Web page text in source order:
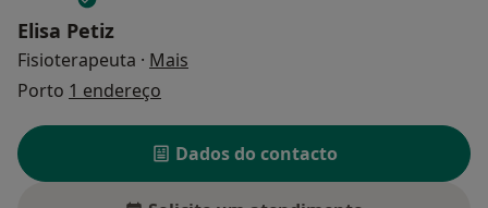
Elisa Petiz
Fisioterapeuta · Mais
Porto 1 endereço
Dados do contacto